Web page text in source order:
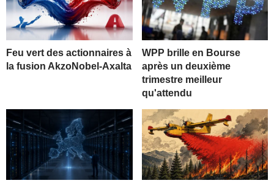
Feu vert des actionnaires à
la fusion AkzoNobel-Axalta
WPP brille en Bourse
après un deuxième
trimestre meilleur
qu'attendu